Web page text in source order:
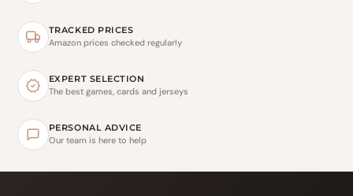
TRACKED PRICES
Amazon prices checked regularly
EXPERT SELECTION
The best games, cards and jerseys
PERSONAL ADVICE
Our team is here to help